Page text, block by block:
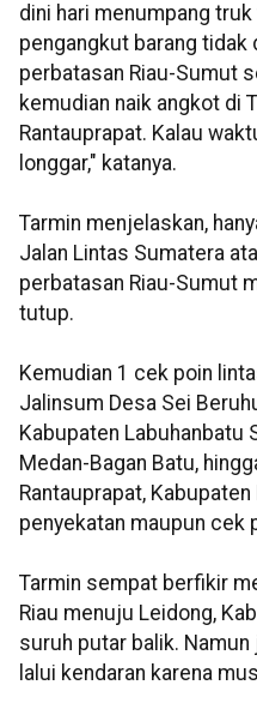
dini hari menumpang
pengangkut barang tidak
perbatasan Riau-Sumut
kemudian naik angkot di
Rantauprapat. Kalau
longgar," katanya.
Tarmin menjelaskan,
Jalan Lintas Sumatera
perbatasan Riau-Sumut
tutup.
Kemudian 1 cek poin
Jalinsum Desa Sei
Kabupaten Labuhanbatu
Medan-Bagan Batu,
Rantauprapat,
penyekatan maupun cek
Tarmin sempat berfikir
Riau menuju Leidong,
suruh putar balik.
lalui kendaran karena